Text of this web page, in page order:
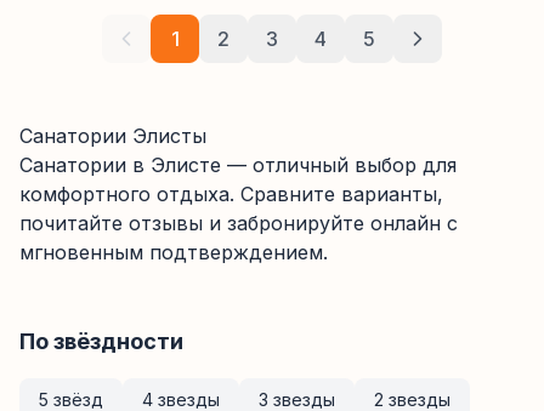
1 2 3 4 5
Санатории Элисты
Санатории в Элисте — отличный выбор для
комфортного отдыха. Сравните варианты,
почитайте отзывы и забронируйте онлайн с
мгновенным подтверждением.
По звёздности
5 звёзд 4 звезды 3 звезды 2 звезды